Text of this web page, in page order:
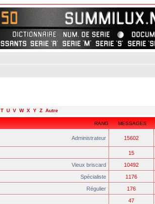
T U V W X Y Z Autre
RANG MESSAGES
Administrateur 15602
15
Vieux briscard
10492
Spécialiste
1176
Régulier
176
47